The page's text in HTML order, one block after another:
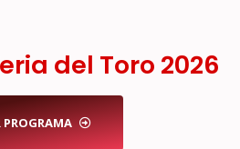
del Toro 2026
PROGRAMA